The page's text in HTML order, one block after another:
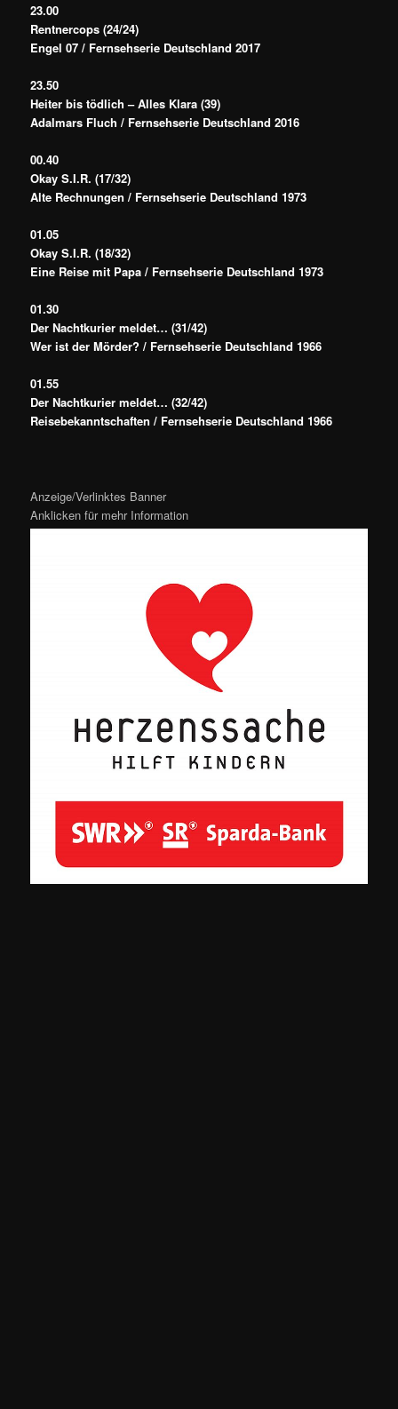
23.00
Rentnercops (24/24)
Engel 07 / Fernsehserie Deutschland 2017
23.50
Heiter bis tödlich – Alles Klara (39)
Adalmars Fluch / Fernsehserie Deutschland 2016
00.40
Okay S.I.R. (17/32)
Alte Rechnungen / Fernsehserie Deutschland 1973
01.05
Okay S.I.R. (18/32)
Eine Reise mit Papa / Fernsehserie Deutschland 1973
01.30
Der Nachtkurier meldet… (31/42)
Wer ist der Mörder? / Fernsehserie Deutschland 1966
01.55
Der Nachtkurier meldet… (32/42)
Reisebekanntschaften / Fernsehserie Deutschland 1966
Anzeige/Verlinktes Banner
Anklicken für mehr Information